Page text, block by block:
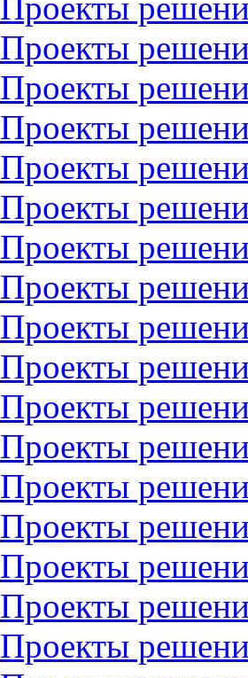
Проекты
Проекты
Проекты
Проекты
Проекты
Проекты
Проекты
Проекты
Проекты
Проекты
Проекты
Проекты
Проекты
Проекты
Проекты
Проекты